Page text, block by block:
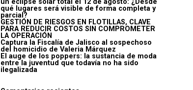
un eclipse solar total el 12 de agosto: ¿Desde
qué lugares será visible de forma completa y
parcial?
GESTIÓN DE RIESGOS EN FLOTILLAS, CLAVE
PARA REDUCIR COSTOS SIN COMPROMETER
LA OPERACIÓN
Captura la Fiscalía de Jalisco al sospechoso
del homicidio de Valeria Márquez
El auge de los poppers: la sustancia de moda
entre la juventud que todavía no ha sido
ilegalizada